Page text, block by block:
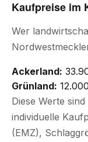
Kaufpreise im
Wer
Ackerland:
Grünland:
Diese Werte
individuelle
(EMZ),